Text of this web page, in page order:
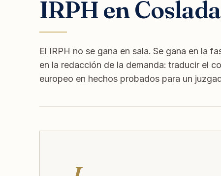
IRPH en
El IRPH no se gana en sala. Se gana en la
en la redacción de la demanda: traducir el
europeo en hechos probados para un